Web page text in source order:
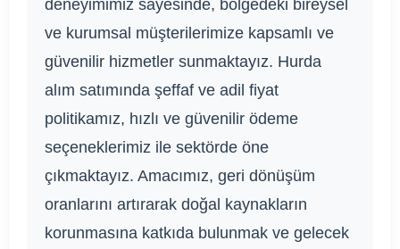
deneyimimiz sayesinde, bölgedeki bireysel
ve kurumsal müşterilerimize kapsamlı ve
güvenilir hizmetler sunmaktayız. Hurda
alım satımında şeffaf ve adil fiyat
politikamız, hızlı ve güvenilir ödeme
seçeneklerimiz ile sektörde öne
çıkmaktayız. Amacımız, geri dönüşüm
oranlarını artırarak doğal kaynakların
korunmasına katkıda bulunmak ve gelecek